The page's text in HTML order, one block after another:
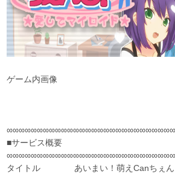
ゲーム内画像
■サービス概要
タイトル あいまい！萌えCanちぇん